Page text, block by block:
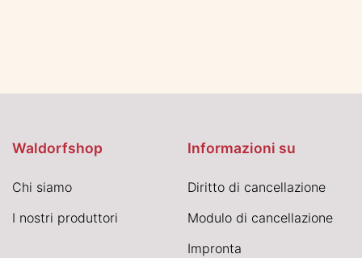
Waldorfshop
Chi siamo
I nostri produttori
Informazioni su
Diritto di cancellazione
Modulo di cancellazione
Impronta